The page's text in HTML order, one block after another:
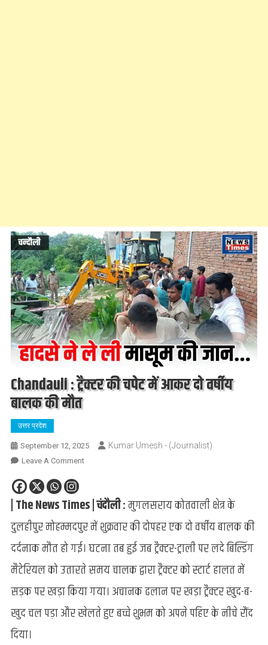
Chandauli : ट्रैक्टर की चपेट में आकर दो वर्षीय
बालक की मौत
उत्तर प्रदेश
September 12, 2025 Kumar Umesh - (Journalist)
Leave A CommentOn
ट्रैक्टर
चपेट
में
दो
बालक
की
| The News Times | चंदौली :मुगलसराय कोतवाली क्षेत्र के
दुलहीपुर मोहम्मदपुर में शुक्रवार की दोपहर एक दो वर्षीय बालक की
दर्दनाक मौत हो गई। घटना तब हुई जब ट्रैक्टर-ट्राली पर लदे बिल्डिंग
मैटेरियल को उतारते समय चालक द्वारा ट्रैक्टर को स्टार्ट हालत में
सड़क पर खड़ा किया गया। अचानक ढलान पर खड़ा ट्रैक्टर खुद-ब-
खुद चल पड़ा और खेलते हुए बच्चे शुभम को अपने पहिए के नीचे रौंद
दिया।